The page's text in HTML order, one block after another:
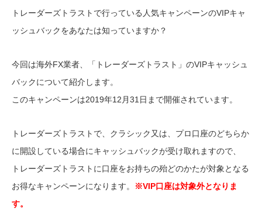
トレーダーズトラストで行っている人気キャンペーンのVIPキャ
ッシュバックをあなたは知っていますか？
今回は海外FX業者、「トレーダーズトラスト」のVIPキャッシュ
バックについて紹介します。
このキャンペーンは2019年12月31日まで開催されています。
トレーダーズトラストで、クラシック又は、プロ口座のどちらか
に開設している場合にキャッシュバックが受け取れますので、
トレーダーズトラストに口座をお持ちの殆どのかたが対象となる
お得なキャンペーンになります。
※VIP口座は対象外となりま
す。